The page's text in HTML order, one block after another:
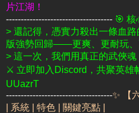
片江湖！
------------------------------------ 🎯 核
> 還記得，憑實力殺出一條血
版強勢回歸——更爽、更耐玩、
> 這一次，我們用真正的武俠魂
⚔️ 立即加入Discord，共聚英雄
UUazrT
------------------------------------✨ 【
| 系統 | 特色 | 關鍵亮點 |